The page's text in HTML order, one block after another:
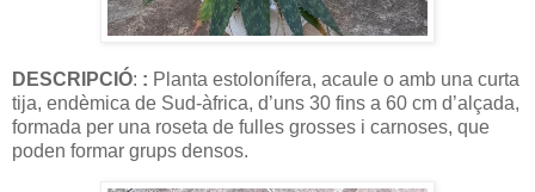
DESCRIPCIÓ: : Planta estolonífera, acaule o amb una curta
tija, endèmica de Sud-àfrica, d’uns 30 fins a 60 cm d’alçada,
formada per una roseta de fulles grosses i carnoses, que
poden formar grups densos.